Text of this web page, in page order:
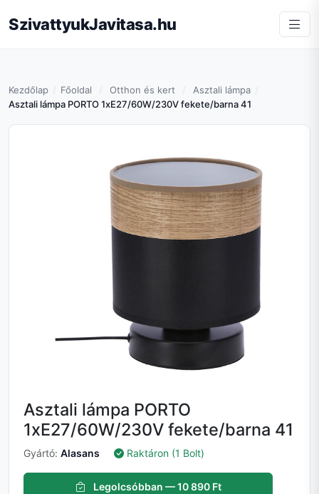
SzivattyukJavitasa.hu
Kezdőlap Főoldal Otthon és kert
Asztali lámpa
Asztali lámpa PORTO 1xE27/60W/230V fekete/barna 41
Asztali lámpa PORTO
1xE27/60W/230V fekete/barna 41
Gyártó: Alasans Raktáron (1 Bolt)
Legolcsóbban — 10 890 Ft